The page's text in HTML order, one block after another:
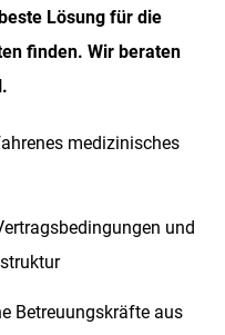
Lösung für die
finden. Wir beraten
medizinisches
und
Betreuungskräfte aus